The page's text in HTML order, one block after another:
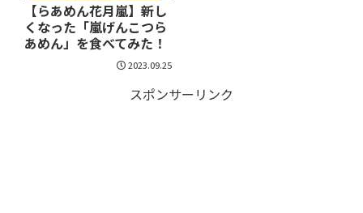
【らあめん花月嵐】新し
くなった「嵐げんこつら
あめん」を食べてみた！
2023.09.25
スポンサーリンク